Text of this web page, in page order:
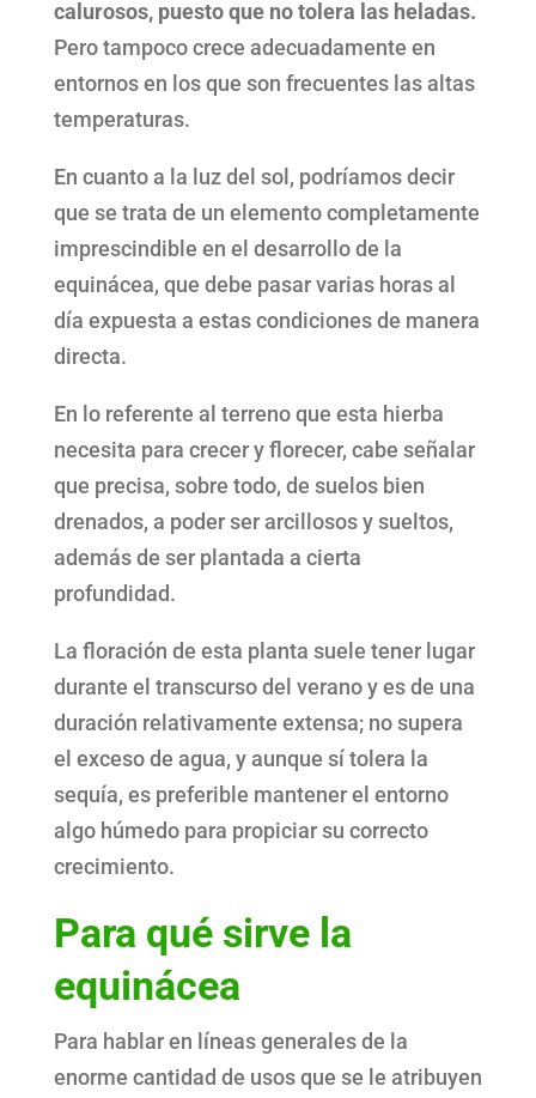
calurosos, puesto que no tolera las heladas.
Pero tampoco crece adecuadamente en
entornos en los que son frecuentes las altas
temperaturas.
En cuanto a la luz del sol, podríamos decir
que se trata de un elemento completamente
imprescindible en el desarrollo de la
equinácea, que debe pasar varias horas al
día expuesta a estas condiciones de manera
directa.
En lo referente al terreno que esta hierba
necesita para crecer y florecer, cabe señalar
que precisa, sobre todo, de suelos bien
drenados, a poder ser arcillosos y sueltos,
además de ser plantada a cierta
profundidad.
La floración de esta planta suele tener lugar
durante el transcurso del verano y es de una
duración relativamente extensa; no supera
el exceso de agua, y aunque sí tolera la
sequía, es preferible mantener el entorno
algo húmedo para propiciar su correcto
crecimiento.
Para qué sirve la
equinácea
Para hablar en líneas generales de la
enorme cantidad de usos que se le atribuyen